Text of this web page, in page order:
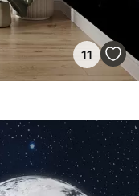
11